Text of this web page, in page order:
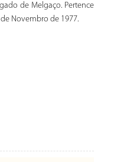
de Melgaço. Pertence
Novembro de 1977.